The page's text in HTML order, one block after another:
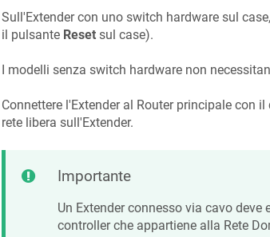
Sull'Extender con uno switch hardware sul
il pulsante Resetsul case).
I modelli senza switch hardware non
Connettere l'Extender al Router principale con
rete libera sull'Extender.
Importante
Un Extender connesso via cavo
controller che appartiene alla Rete